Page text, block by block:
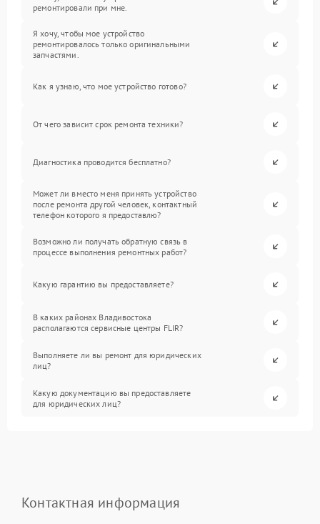
ремонтировали при мне.
Я хочу, чтобы мое устройство
ремонтировалось только оригинальными
запчастями.
Как я узнаю, что мое устройство готово?
От чего зависит срок ремонта техники?
Диагностика проводится бесплатно?
Может ли вместо меня принять устройство
после ремонта другой человек, контактный
телефон которого я предоставлю?
Возможно ли получать обратную связь в
процессе выполнения ремонтных работ?
Какую гарантию вы предоставляете?
В каких районах Владивостока
располагаются сервисные центры FLIR?
Выполняете ли вы ремонт для юридических
лиц?
Какую документацию вы предоставляете
для юридических лиц?
Контактная информация